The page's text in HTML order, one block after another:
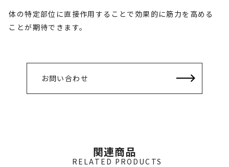
体の特定部位に直接作用することで効果的に筋力を高める
ことが期待できます。
お問い合わせ
関連商品
RELATED PRODUCTS